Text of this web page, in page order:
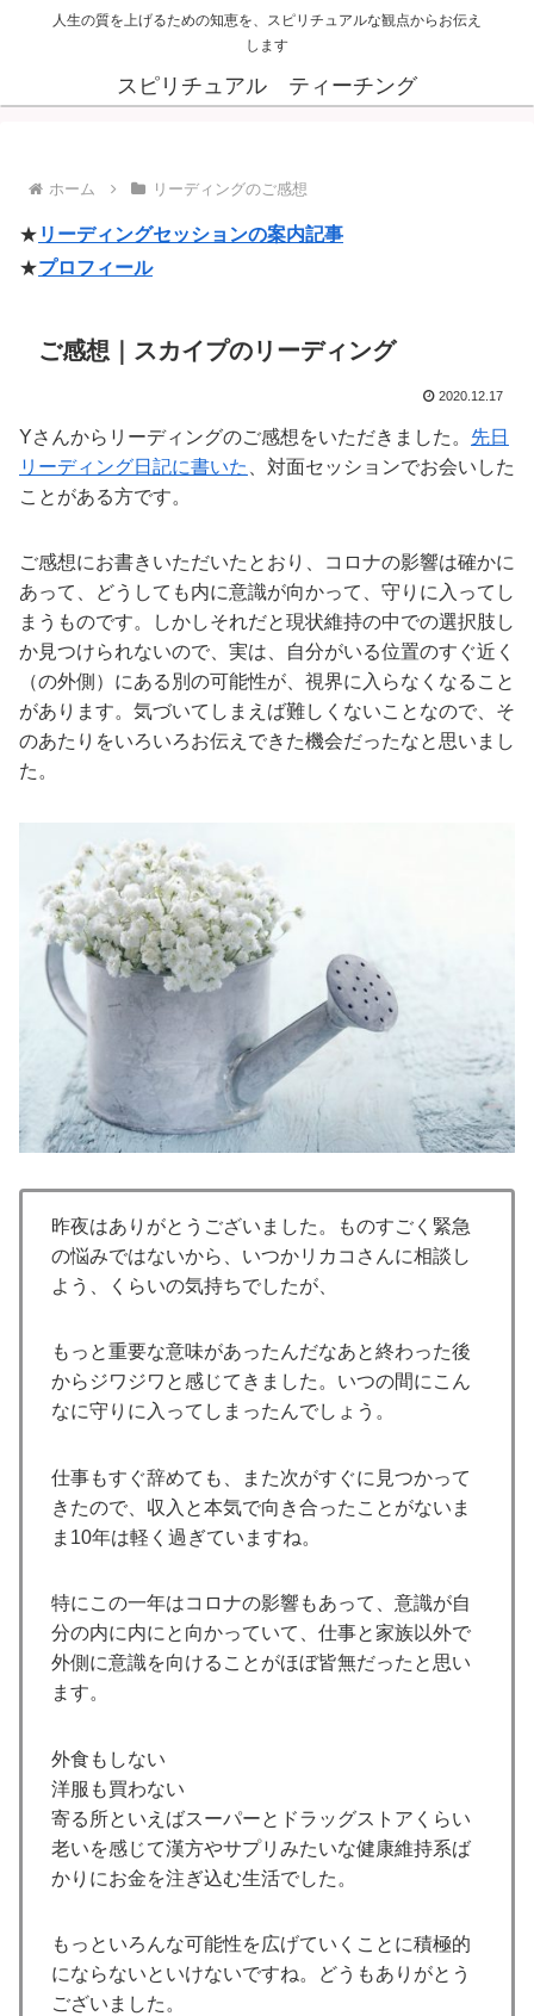
人生の質を上げるための知恵を、スピリチュアルな観点からお伝え
します
スピリチュアル ティーチング
ホーム リーディングのご感想
★ リーディングセッションの案内記事
★プロフィール
ご感想｜スカイプのリーディング
2020.12.17
Yさんからリーディングのご感想をいただきました。 先日
リーディング日記に書いた
、対面セッションでお会いした
ことがある方です。
ご感想にお書きいただいたとおり、コロナの影響は確かに
あって、どうしても内に意識が向かって、守りに入ってし
まうものです。しかしそれだと現状維持の中での選択肢し
か見つけられないので、実は、自分がいる位置のすぐ近く
（の外側）にある別の可能性が、視界に入らなくなること
があります。気づいてしまえば難しくないことなので、そ
のあたりをいろいろお伝えできた機会だったなと思いまし
た。
昨夜はありがとうございました。ものすごく緊急
の悩みではないから、いつかリカコさんに相談し
よう、くらいの気持ちでしたが、
もっと重要な意味があったんだなあと終わった後
からジワジワと感じてきました。いつの間にこん
なに守りに入ってしまったんでしょう。
仕事もすぐ辞めても、また次がすぐに見つかって
きたので、収入と本気で向き合ったことがないま
ま10年は軽く過ぎていますね。
特にこの一年はコロナの影響もあって、意識が自
分の内に内にと向かっていて、仕事と家族以外で
外側に意識を向けることがほぼ皆無だったと思い
ます。
外食もしない
洋服も買わない
寄る所といえばスーパーとドラッグストアくらい
老いを感じて漢方やサプリみたいな健康維持系ば
かりにお金を注ぎ込む生活でした。
もっといろんな可能性を広げていくことに積極的
にならないといけないですね。どうもありがとう
ございました。